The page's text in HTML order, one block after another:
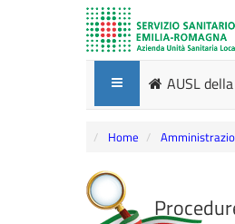
AUSL
Home